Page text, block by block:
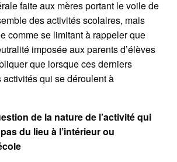
faite aux mères portant le voile de
des activités scolaires, mais
comme se limitant à rappeler que
imposée aux parents d’élèves
que lorsque ces derniers
qui se déroulent à
de la nature de l’activité qui
du lieu à l’intérieur ou